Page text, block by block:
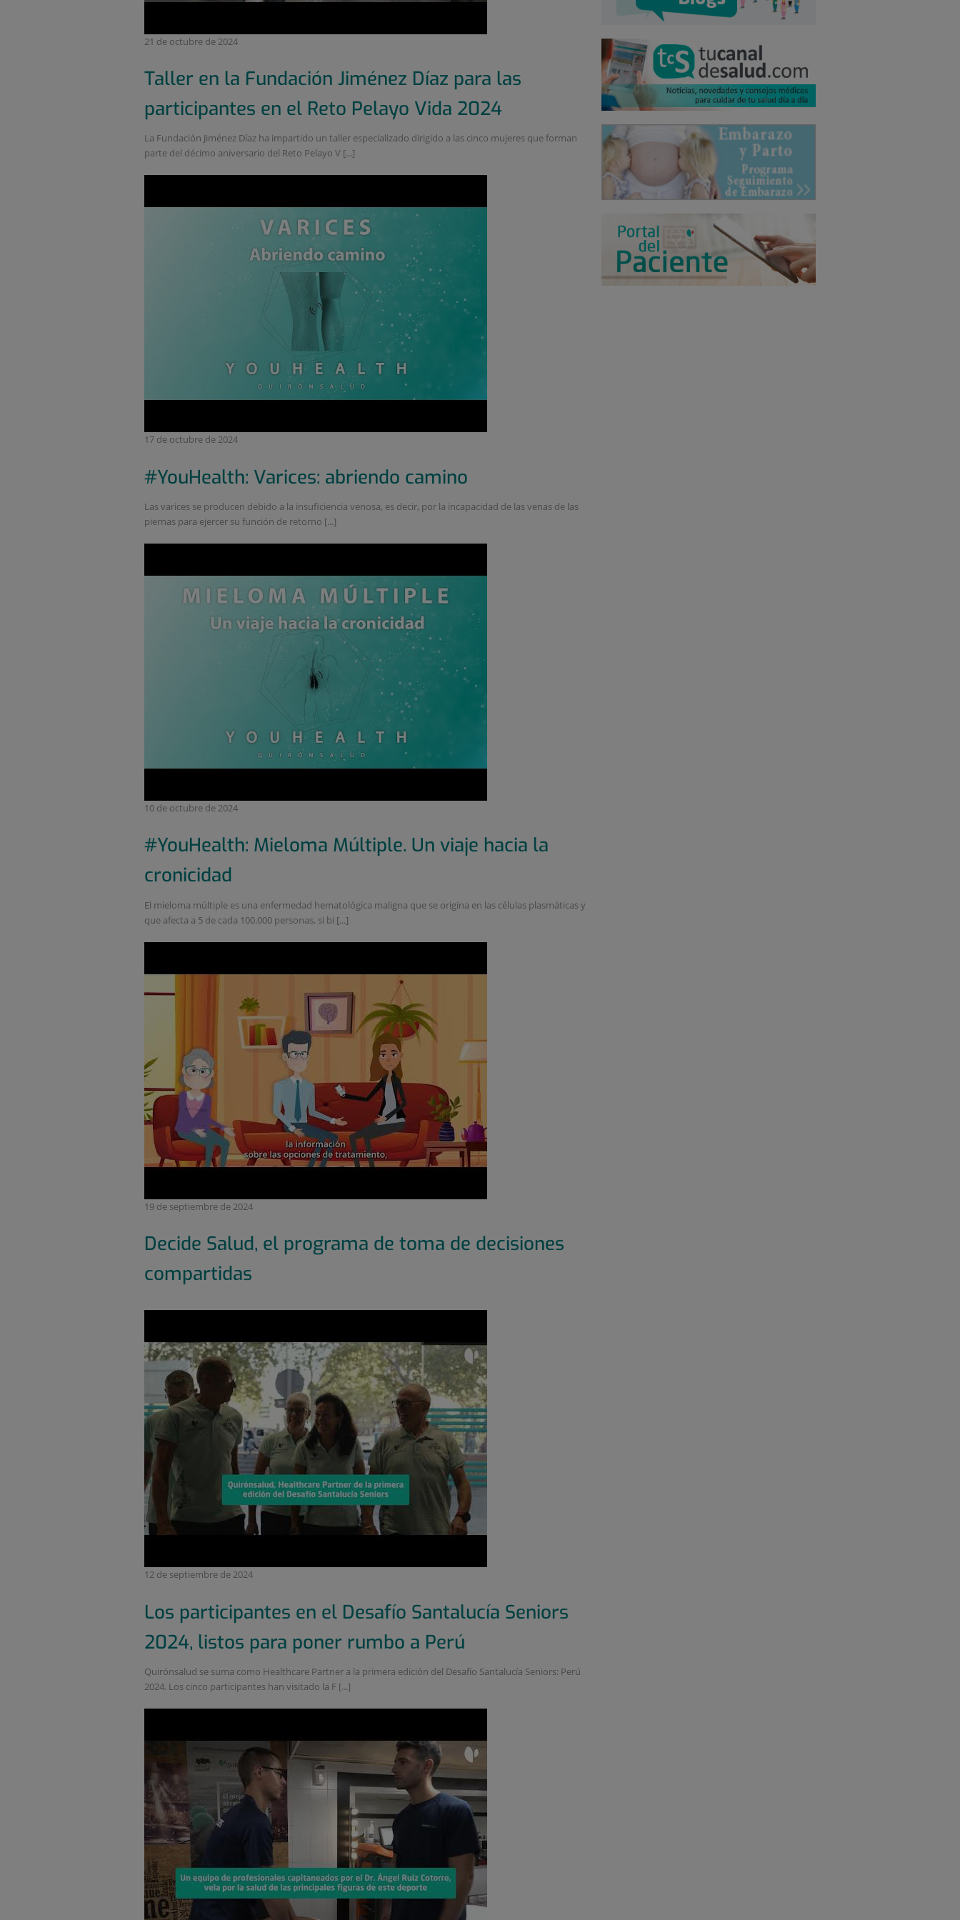
21 de octubre de 2024
Taller en la Fundación Jiménez Díaz para las
participantes en el Reto Pelayo Vida 2024
La Fundación Jiménez Díaz ha impartido un taller especializado dirigido a las cinco mujeres que forman
parte del décimo aniversario del Reto Pelayo V [...]
17 de octubre de 2024
#YouHealth: Varices: abriendo camino
Las varices se producen debido a la insuficiencia venosa, es decir, por la incapacidad de las venas de las
piernas para ejercer su función de retorno [...]
10 de octubre de 2024
#YouHealth: Mieloma Múltiple. Un viaje hacia la
cronicidad
El mieloma múltiple es una enfermedad hematológica maligna que se origina en las células plasmáticas y
que afecta a 5 de cada 100.000 personas, si bi [...]
19 de septiembre de 2024
Decide Salud, el programa de toma de decisiones
compartidas
12 de septiembre de 2024
Los participantes en el Desafío Santalucía Seniors
2024, listos para poner rumbo a Perú
Quirónsalud se suma como Healthcare Partner a la primera edición del Desafío Santalucía Seniors: Perú
2024. Los cinco participantes han visitado la F [...]